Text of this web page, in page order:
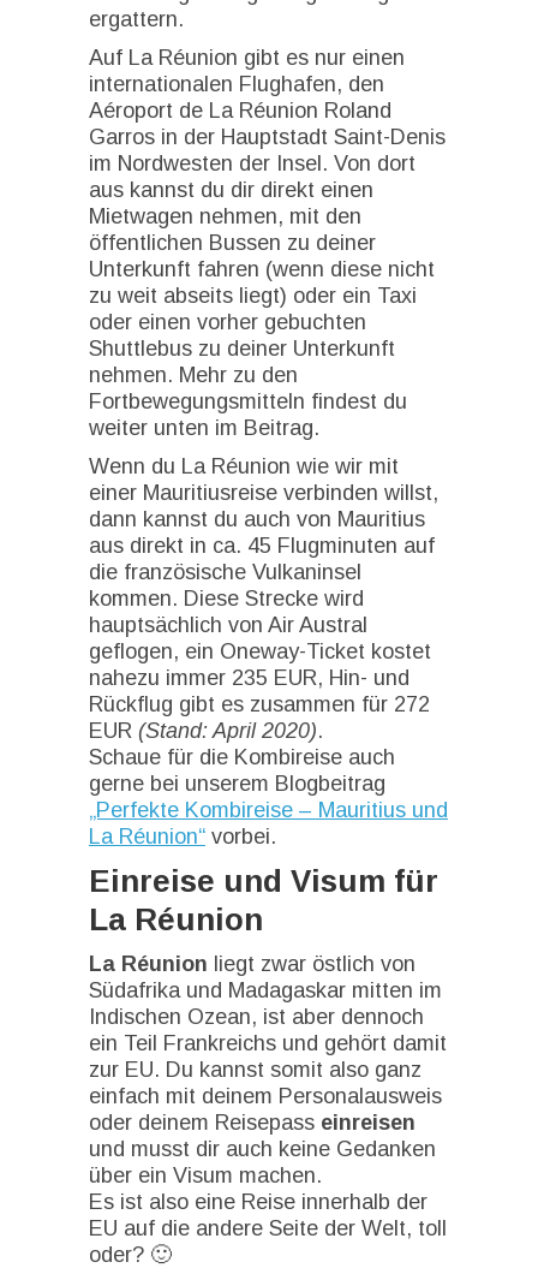
ergattern.
Auf La Réunion gibt es nur einen
internationalen Flughafen, den
Aéroport de La Réunion Roland
Garros in der Hauptstadt Saint-Denis
im Nordwesten der Insel. Von dort
aus kannst du dir direkt einen
Mietwagen nehmen, mit den
öffentlichen Bussen zu deiner
Unterkunft fahren (wenn diese nicht
zu weit abseits liegt) oder ein Taxi
oder einen vorher gebuchten
Shuttlebus zu deiner Unterkunft
nehmen. Mehr zu den
Fortbewegungsmitteln findest du
weiter unten im Beitrag.
Wenn du La Réunion wie wir mit
einer Mauritiusreise verbinden willst,
dann kannst du auch von Mauritius
aus direkt in ca. 45 Flugminuten auf
die französische Vulkaninsel
kommen. Diese Strecke wird
hauptsächlich von Air Austral
geflogen, ein Oneway-Ticket kostet
nahezu immer 235 EUR, Hin- und
Rückflug gibt es zusammen für 272
EUR (Stand: April 2020).
Schaue für die Kombireise auch
gerne bei unserem Blogbeitrag
„Perfekte Kombireise – Mauritius und
La Réunion“ vorbei.
Einreise und Visum für
La Réunion
La Réunion liegt zwar östlich von
Südafrika und Madagaskar mitten im
Indischen Ozean, ist aber dennoch
ein Teil Frankreichs und gehört damit
zur EU. Du kannst somit also ganz
einfach mit deinem Personalausweis
oder deinem Reisepass einreisen
und musst dir auch keine Gedanken
über ein Visum machen.
Es ist also eine Reise innerhalb der
EU auf die andere Seite der Welt, toll
oder? 🙂